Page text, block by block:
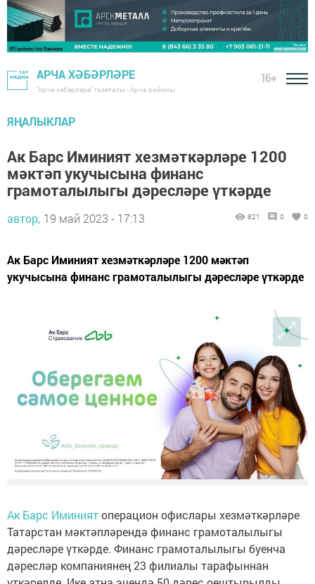
АРЧА ХӘБӘРЛӘРЕ
"Арча хәбәрләре" газетасы - Арча районы
16+
ЯҢАЛЫКЛАР
Ак Барс Иминият хезмәткәрләре 1200
мәктәп укучысына финанс
грамоталылыгы дәресләре үткәрде
автор, 19 май 2023 - 17:13 821 0 0
Ак Барс Иминият хезмәткәрләре 1200 мәктәп
укучысына финанс грамоталылыгы дәресләре үткәрде
Ак Барс Иминиятоперацион офислары хезмәткәрләре
Татарстан мәктәпләрендә финанс грамоталылыгы
дәресләре үткәрде. Финанс грамоталылыгы буенча
дәресләр компаниянең 23 филиалы тарафыннан